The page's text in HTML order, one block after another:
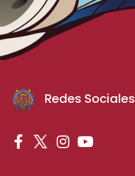
Redes Sociales